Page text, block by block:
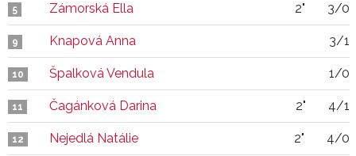
5 Zámorská Ella 2" 3/0
9 Knapová Anna 3/1
10 Špalková Vendula 1/0
11 Čagánková Darina 2" 4/1
12 Nejedlá Natálie 2" 4/0